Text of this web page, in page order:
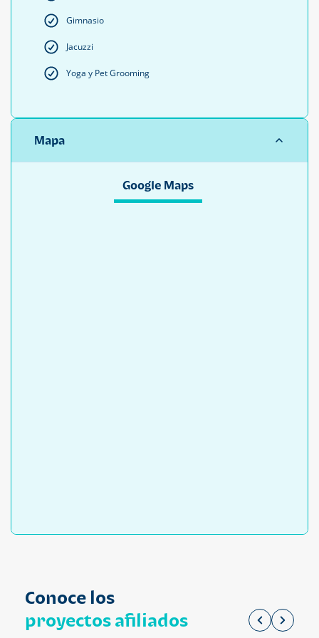
Gimnasio
Jacuzzi
Yoga y Pet Grooming
Mapa
Google Maps
Conoce los
proyectos afiliados